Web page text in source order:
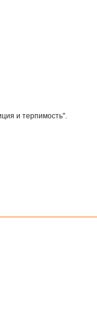
и терпимость".